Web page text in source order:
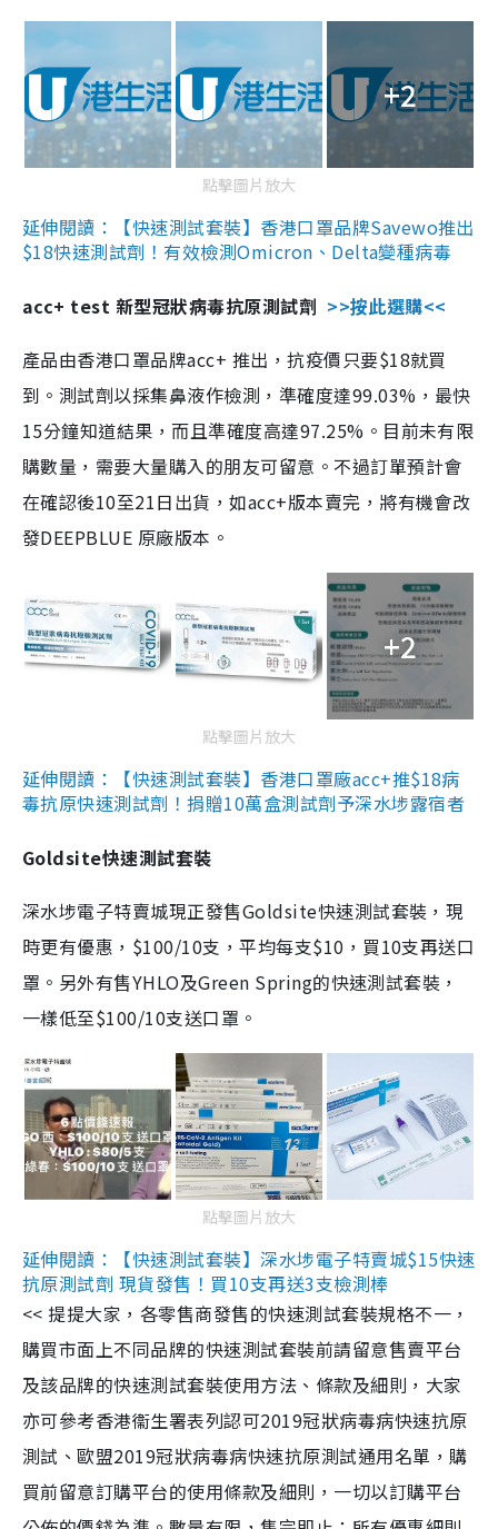
+2
點擊圖片放大
延伸閱讀：【快速測試套裝】香港口罩品牌Savewo推出
$18快速測試劑！有效檢測Omicron、Delta變種病毒
acc+ test 新型冠狀病毒抗原測試劑 >>按此選購<<
產品由香港口罩品牌acc+ 推出，抗疫價只要$18就買
到。測試劑以採集鼻液作檢測，準確度達99.03%，最快
15分鐘知道結果，而且準確度高達97.25%。目前未有限
購數量，需要大量購入的朋友可留意。不過訂單預計會
在確認後10至21日出貨，如acc+版本賣完，將有機會改
發DEEPBLUE 原廠版本。
+2
點擊圖片放大
延伸閱讀：【快速測試套裝】香港口罩廠acc+推$18病
毒抗原快速測試劑！捐贈10萬盒測試劑予深水埗露宿者
Goldsite快速測試套裝
深水埗電子特賣城現正發售Goldsite快速測試套裝，現
時更有優惠，$100/10支，平均每支$10，買10支再送口
罩。另外有售YHLO及Green Spring的快速測試套裝，
一樣低至$100/10支送口罩。
點擊圖片放大
延伸閱讀：【快速測試套裝】深水埗電子特賣城$15快速
抗原測試劑 現貨發售！買10支再送3支檢測棒
<< 提提大家，各零售商發售的快速測試套裝規格不一，
購買市面上不同品牌的快速測試套裝前請留意售賣平台
及該品牌的快速測試套裝使用方法、條款及細則，大家
亦可參考香港衞生署表列認可2019冠狀病毒病快速抗原
測試、歐盟2019冠狀病毒病快速抗原測試通用名單，購
買前留意訂購平台的使用條款及細則，一切以訂購平台